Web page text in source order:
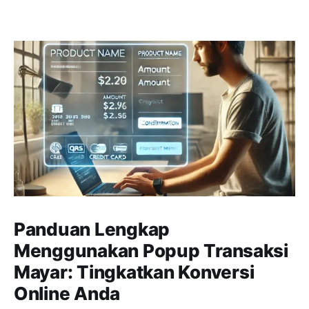
Panduan Lengkap
Menggunakan Popup Transaksi
Mayar: Tingkatkan Konversi
Online Anda